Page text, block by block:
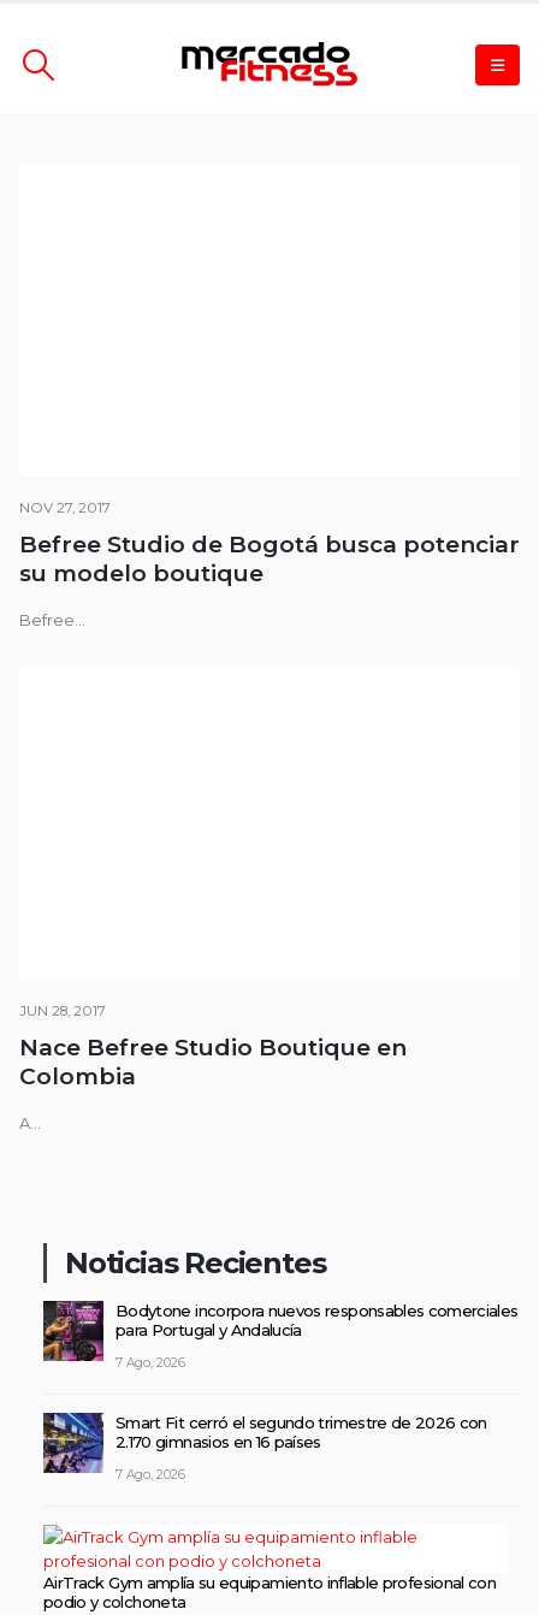
NOV 27, 2017
Befree Studio de Bogotá busca potenciar
su modelo boutique
Befree...
JUN 28, 2017
Nace Befree Studio Boutique en
Colombia
A...
Noticias Recientes
Bodytone incorpora nuevos responsables comerciales
para Portugal y Andalucía
7 Ago, 2026
Smart Fit cerró el segundo trimestre de 2026 con
2.170 gimnasios en 16 países
7 Ago, 2026
AirTrack Gym amplía su equipamiento inflable profesional con
podio y colchoneta